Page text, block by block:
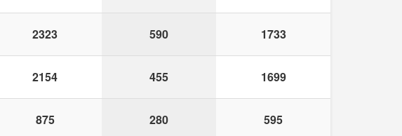
2323 590 1733
2154 455 1699
875 280 595